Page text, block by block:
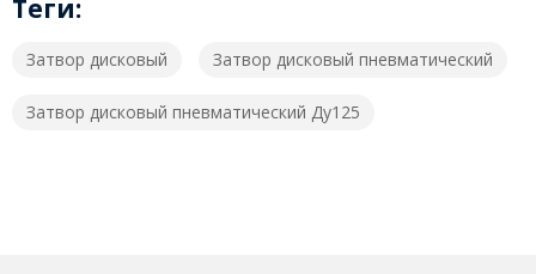
Теги:
Затвор дисковый Затвор дисковый пневматический
Затвор дисковый пневматический Ду125